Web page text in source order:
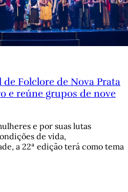
Folclore de Nova Prata
e reúne grupos de nove
e por suas lutas
de vida,
a 22ª edição terá como tema